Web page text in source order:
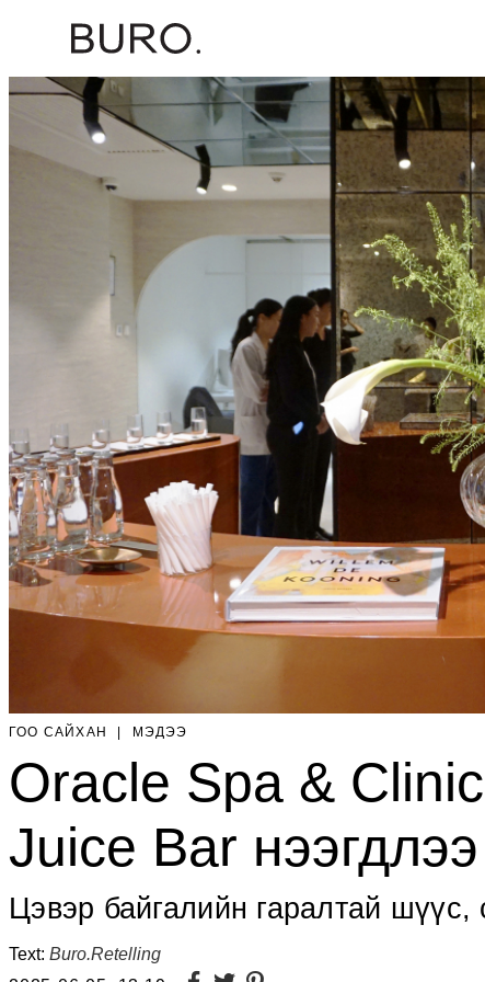
ГОО САЙХАН | МЭДЭЭ
Oracle Spa &
Juice Bar нээгдлээ
Цэвэр байгалийн гаралтай
Text: Buro.Retelling